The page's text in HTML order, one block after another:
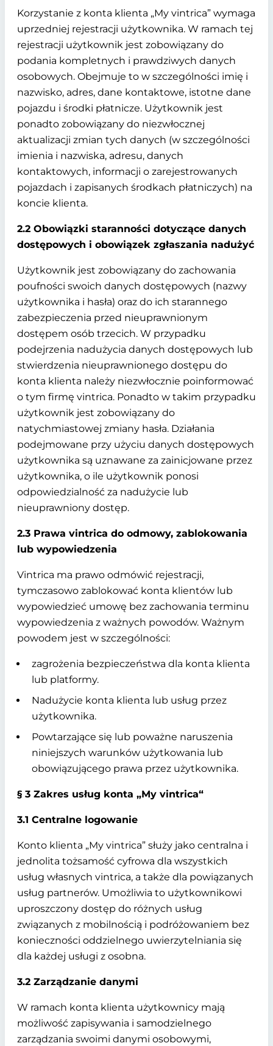
Korzystanie z konta klienta „My vintrica” wymaga
uprzedniej rejestracji użytkownika. W ramach tej
rejestracji użytkownik jest zobowiązany do
podania kompletnych i prawdziwych danych
osobowych. Obejmuje to w szczególności imię i
nazwisko, adres, dane kontaktowe, istotne dane
pojazdu i środki płatnicze. Użytkownik jest
ponadto zobowiązany do niezwłocznej
aktualizacji zmian tych danych (w szczególności
imienia i nazwiska, adresu, danych
kontaktowych, informacji o zarejestrowanych
pojazdach i zapisanych środkach płatniczych) na
koncie klienta.
2.2 Obowiązki staranności dotyczące danych
dostępowych i obowiązek zgłaszania nadużyć
Użytkownik jest zobowiązany do zachowania
poufności swoich danych dostępowych (nazwy
użytkownika i hasła) oraz do ich starannego
zabezpieczenia przed nieuprawnionym
dostępem osób trzecich. W przypadku
podejrzenia nadużycia danych dostępowych lub
stwierdzenia nieuprawnionego dostępu do
konta klienta należy niezwłocznie poinformować
o tym firmę vintrica. Ponadto w takim przypadku
użytkownik jest zobowiązany do
natychmiastowej zmiany hasła. Działania
podejmowane przy użyciu danych dostępowych
użytkownika są uznawane za zainicjowane przez
użytkownika, o ile użytkownik ponosi
odpowiedzialność za nadużycie lub
nieuprawniony dostęp.
2.3 Prawa vintrica do odmowy, zablokowania
lub wypowiedzenia
Vintrica ma prawo odmówić rejestracji,
tymczasowo zablokować konta klientów lub
wypowiedzieć umowę bez zachowania terminu
wypowiedzenia z ważnych powodów. Ważnym
powodem jest w szczególności:
zagrożenia bezpieczeństwa dla konta klienta
lub platformy.
Nadużycie konta klienta lub usług przez
użytkownika.
Powtarzające się lub poważne naruszenia
niniejszych warunków użytkowania lub
obowiązującego prawa przez użytkownika.
§ 3 Zakres usług konta „My vintrica“
3.1 Centralne logowanie
Konto klienta „My vintrica” służy jako centralna i
jednolita tożsamość cyfrowa dla wszystkich
usług własnych vintrica, a także dla powiązanych
usług partnerów. Umożliwia to użytkownikowi
uproszczony dostęp do różnych usług
związanych z mobilnością i podróżowaniem bez
konieczności oddzielnego uwierzytelniania się
dla każdej usługi z osobna.
3.2 Zarządzanie danymi
W ramach konta klienta użytkownicy mają
możliwość zapisywania i samodzielnego
zarządzania swoimi danymi osobowymi,